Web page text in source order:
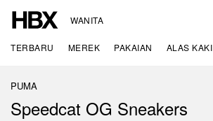
WANITA
TERBARU MEREK PAKAIAN ALAS KAKI
PUMA
Speedcat OG Sneakers